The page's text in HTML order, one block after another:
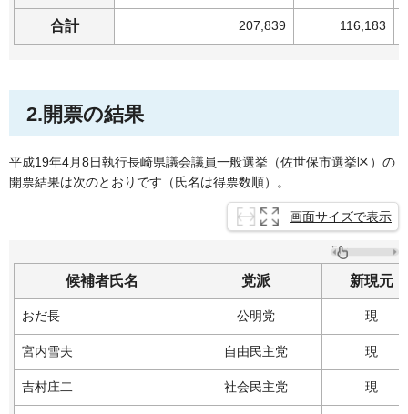
合計 207,839 116,183
2.開票の結果
平成19年4月8日執行長崎県議会議員一般選挙（佐世保市選挙区）の
開票結果は次のとおりです（氏名は得票数順）。
画面サイズで表示
候補者氏名 党派 新現元
おだ長 公明党 現
宮内雪夫 自由民主党 現
吉村庄二 社会民主党 現